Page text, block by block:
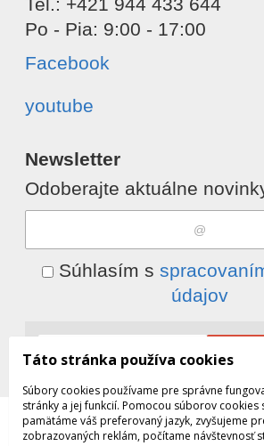
Tel.: +421 944 433 644
Po - Pia: 9:00 - 17:00
Facebook
youtube
Newsletter
Odoberajte aktuálne
Súhlasím s
údajov
© 2026 WEXBO |
Táto stránka používa cookies
Súbory cookies používame pre správne
stránky a jej funkcií. Pomocou súborov cookies
pamätáme váš preferovaný jazyk, zvyšujeme
zobrazovaných reklám, počítame návštevnosť